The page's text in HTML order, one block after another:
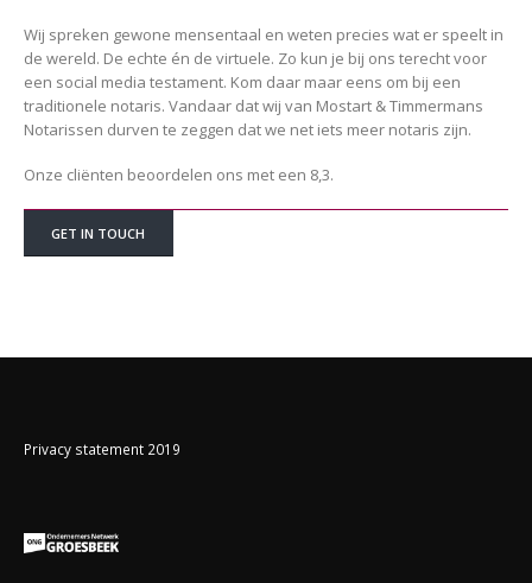
Wij spreken gewone mensentaal en weten precies wat er speelt in
de wereld. De echte én de virtuele. Zo kun je bij ons terecht voor
een social media testament. Kom daar maar eens om bij een
traditionele notaris. Vandaar dat wij van Mostart & Timmermans
Notarissen durven te zeggen dat we net iets meer notaris zijn.
Onze cliënten beoordelen ons met een 8,3.
GET IN TOUCH
Privacy statement 2019